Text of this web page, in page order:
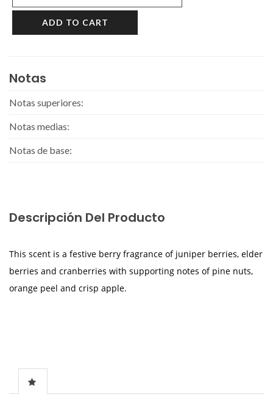
ADD TO CART
Notas
Notas superiores:
Notas medias:
Notas de base:
Descripción Del Producto
This scent is a festive berry fragrance of juniper berries, elder
berries and cranberries with supporting notes of pine nuts,
orange peel and crisp apple.